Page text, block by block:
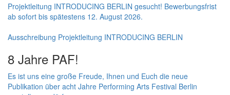
Projektleitung INTRODUCING BERLIN gesucht! Bewerbungsfrist
ab sofort bis spätestens 12. August 2026.
Ausschreibung Projektleitung INTRODUCING BERLIN
8 Jahre PAF!
Es ist uns eine große Freude, Ihnen und Euch die neue
Publikation über acht Jahre Performing Arts Festival Berlin